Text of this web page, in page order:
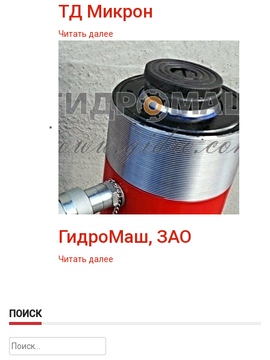
ТД Микрон
Читать далее
ГидроМаш, ЗАО
Читать далее
ПОИСК
Найти: